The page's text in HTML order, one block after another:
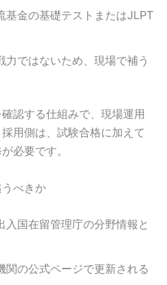
基金の基礎テストまたはJLPT
力ではないため、現場で補う
認する仕組みで、現場運用
用側は、試験合格に加えて
必要です。
べきか
入国在留管理庁の分野情報と
関の公式ページで更新される